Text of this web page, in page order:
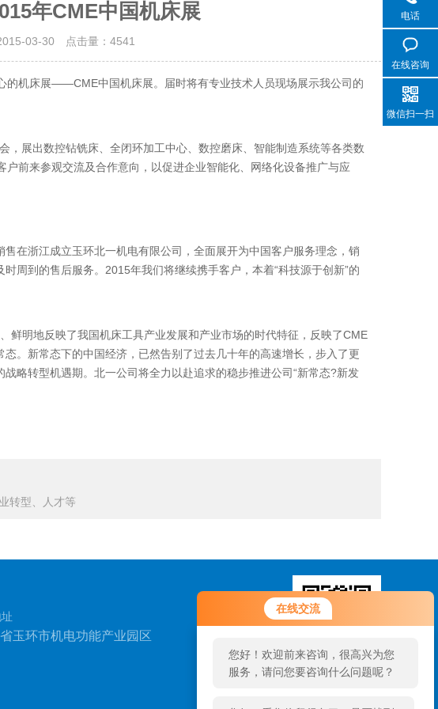
在线交流
您好！欢迎前来咨询，很高兴为您
服务，请问您要咨询什么问题呢？
您好，看您停留很久了，是否找到
了需求产品，您可以直接在线与我
年CME中国机床展
03-30 点击量： 4541
机床展——CME中国机床展。届时将有专业技术人员现场展示我公司的
展出数控钻铣床、全闭环加工中心、数控磨床、智能制造系统等各类数
前来参观交流及合作意向，以促进企业智能化、网络化设备推广与应
浙江成立玉环北一机电有限公司，全面展开为中国客户服务理念，销
周到的售后服务。2015年我们将继续携手客户，本着“科技源于创新”的
明地反映了我国机床工具产业发展和产业市场的时代特征，反映了CME
。新常态下的中国经济，已然告别了过去几十年的高速增长，步入了更
略转型机遇期。北一公司将全力以赴追求的稳步推进公司“新常态?新发
转型、人才等
玉环市机电功能产业园区
电话
在线咨询
微信扫一扫